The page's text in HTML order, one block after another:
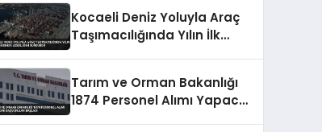
Kocaeli Deniz Yoluyla Araç
Taşımacılığında Yılın İlk
Tarım ve Orman Bakanlığı
1874 Personel Alımı Yapacak